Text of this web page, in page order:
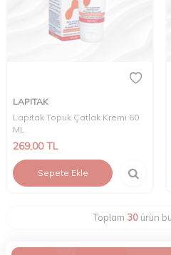
LAPITAK
Lapitak Topuk Çatlak Kremi 60
ML
269,00TL
Sepete Ekle
Toplam 30 ürün